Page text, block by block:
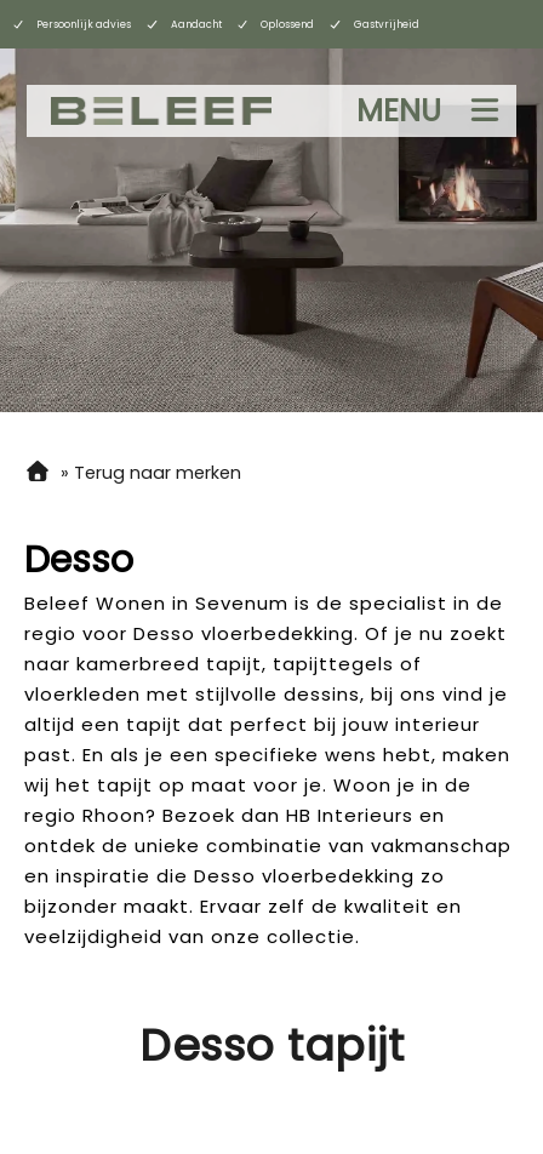
Persoonlijk advies Aandacht Oplossend Gastvrijheid
MENU
Desso
Beleef Wonen in Sevenum is de specialist in de
regio voor Desso vloerbedekking. Of je nu zoekt
naar kamerbreed tapijt, tapijttegels of
vloerkleden met stijlvolle dessins, bij ons vind je
altijd een tapijt dat perfect bij jouw interieur
past. En als je een specifieke wens hebt, maken
wij het tapijt op maat voor je. Woon je in de
regio Rhoon? Bezoek dan HB Interieurs en
ontdek de unieke combinatie van vakmanschap
en inspiratie die Desso vloerbedekking zo
bijzonder maakt. Ervaar zelf de kwaliteit en
veelzijdigheid van onze collectie.
Desso tapijt
» Terug naar merken